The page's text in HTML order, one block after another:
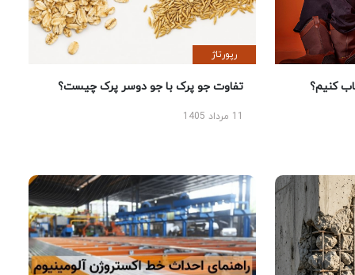
کنیم؟
رپورتاژ
تفاوت جو پرک با جو دوسر پرک چیست؟